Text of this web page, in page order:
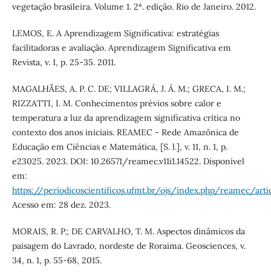
vegetação brasileira. Volume 1. 2ª. edição. Rio de Janeiro. 2012.
LEMOS, E. A Aprendizagem Significativa: estratégias
facilitadoras e avaliação. Aprendizagem Significativa em
Revista, v. 1, p. 25-35. 2011.
MAGALHÃES, A. P. C. DE; VILLAGRÁ, J. Á. M.; GRECA, I. M.;
RIZZATTI, I. M. Conhecimentos prévios sobre calor e
temperatura a luz da aprendizagem significativa crítica no
contexto dos anos iniciais. REAMEC - Rede Amazônica de
Educação em Ciências e Matemática, [S. l.], v. 11, n. 1, p.
e23025. 2023. DOI: 10.26571/reamec.v11i1.14522. Disponível
em:
https://periodicoscientificos.ufmt.br/ojs/index.php/reamec/
Acesso em: 28 dez. 2023.
MORAIS, R. P.; DE CARVALHO, T. M. Aspectos dinâmicos da
paisagem do Lavrado, nordeste de Roraima. Geosciences, v.
34, n. 1, p. 55-68, 2015.